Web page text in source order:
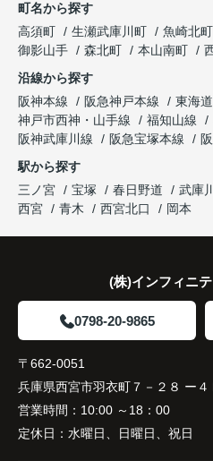
り、住み替えを決断し
ます。
長年守ってきた資産を
き、家族全員が納得で
販売活動では、西宮北
ガーデンズ、教育施設
した。
購入されたご家族は、
と大変喜ばれ、この住
住み替え後は家族それ
家族全員にとって、将
町名から探す
高須町
生瀬武庫川町 魚崎北町
御影山手
森北町 本山南町
沿線から探す
阪神本線
阪急神戸本線 東海
神戸市西神・山手線
福知山線
阪神武庫川線
阪急宝塚本線
駅から探す
三ノ宮
宝塚 春日野道 武庫
西宮
青木 西宮北口 岡本
(株)インフィニ
0798-20-9865
〒662-0051
兵庫県西宮市羽衣町７－２８ ー４
営業時間： 10:00 ～18：00
定休日： 水曜日、日曜日、祝日